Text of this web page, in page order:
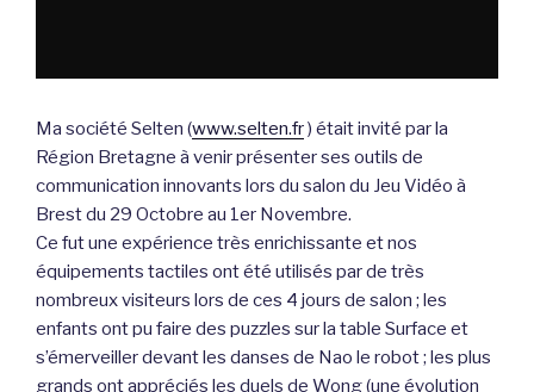
Ma société Selten (www.selten.fr) était invité par la
Région Bretagne à venir présenter ses outils de
communication innovants lors du salon du Jeu Vidéo à
Brest du 29 Octobre au 1er Novembre.
Ce fut une expérience très enrichissante et nos
équipements tactiles ont été utilisés par de très
nombreux visiteurs lors de ces 4 jours de salon ; les
enfants ont pu faire des puzzles sur la table Surface et
s’émerveiller devant les danses de Nao le robot ; les plus
grands ont appréciés les duels de Wong (une évolution